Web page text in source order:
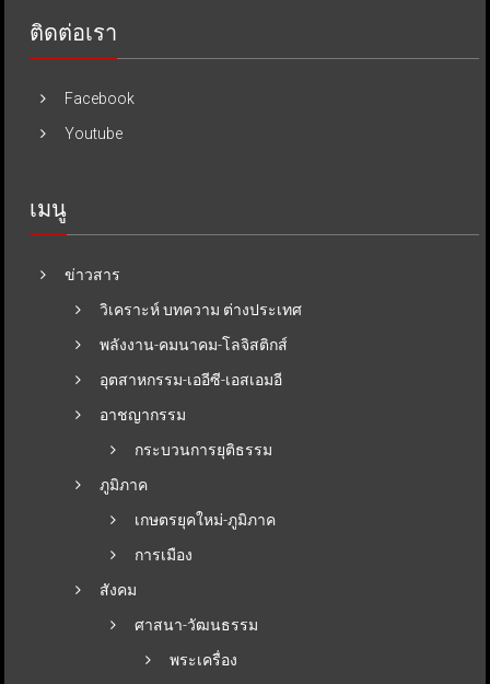
ติดต่อเรา
Facebook
Youtube
เมนู
ข่าวสาร
วิเคราะห์ บทความ ต่างประเทศ
พลังงาน-คมนาคม-โลจิสติกส์
อุตสาหกรรม-เออีซี-เอสเอมอี
อาชญากรรม
กระบวนการยุติธรรม
ภูมิภาค
เกษตรยุคใหม่-ภูมิภาค
การเมือง
สังคม
ศาสนา-วัฒนธรรม
พระเครื่อง